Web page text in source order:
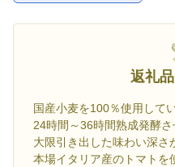
返礼
国産小麦を100％使用して
24時間～36時間熟成発酵
大限引き出した味わい深さ
本場イタリア産のトマトを